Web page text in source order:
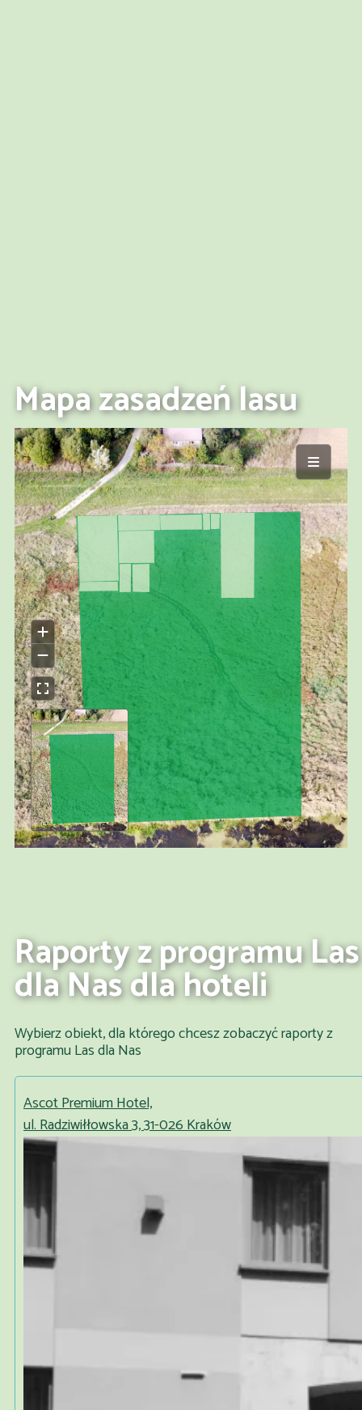
Mapa zasadzeń lasu
Raporty z programu Las
dla Nas dla hoteli
Wybierz obiekt, dla którego chcesz zobaczyć raporty z
programu Las dla Nas
Ascot Premium Hotel,
ul. Radziwiłłowska 3, 31-026 Kraków